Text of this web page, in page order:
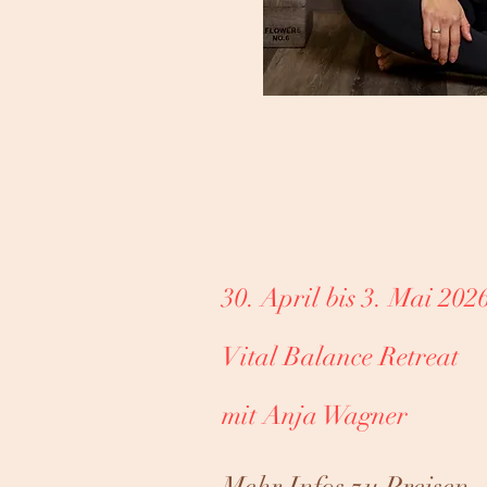
30. April bis 3. Mai
Vital Balance Retreat
mit Anja Wagner